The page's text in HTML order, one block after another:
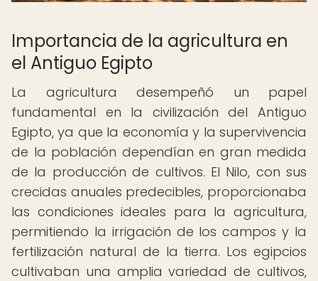
Importancia de la agricultura en
el Antiguo Egipto
La agricultura desempeñó un papel
fundamental en la civilización del Antiguo
Egipto, ya que la economía y la supervivencia
de la población dependían en gran medida
de la producción de cultivos. El Nilo, con sus
crecidas anuales predecibles, proporcionaba
las condiciones ideales para la agricultura,
permitiendo la irrigación de los campos y la
fertilización natural de la tierra. Los egipcios
cultivaban una amplia variedad de cultivos,